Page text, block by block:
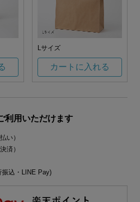
Lサイズ
カートに入れる
利用いただけます
い）
済）
振込・LINE Pay)